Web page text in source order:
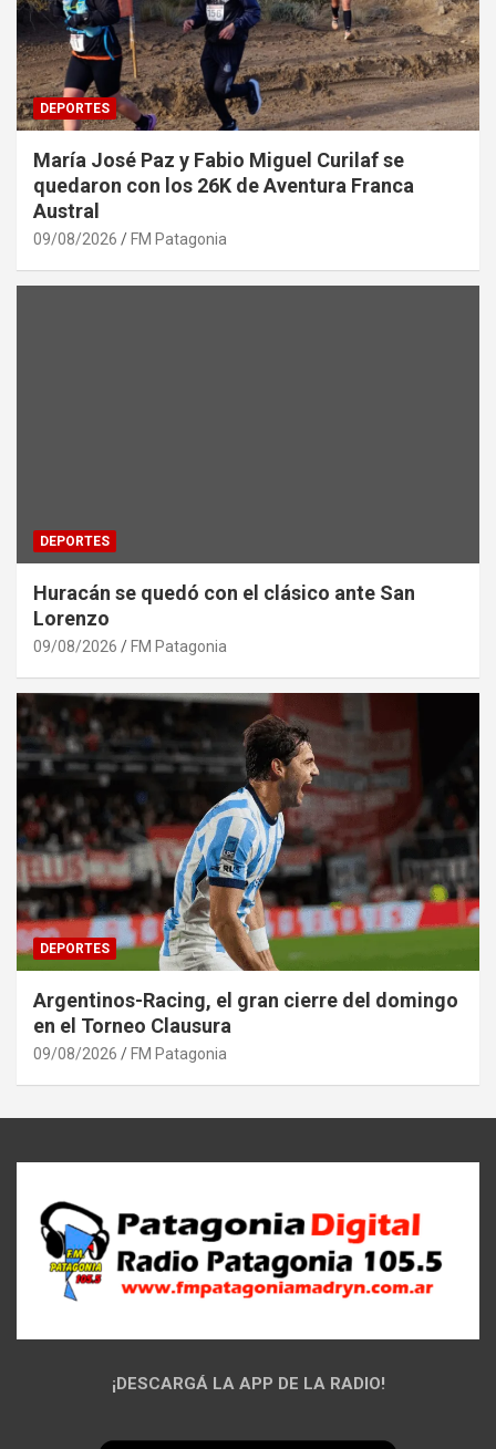
DEPORTES
María José Paz y Fabio Miguel Curilaf se
quedaron con los 26K de Aventura Franca
Austral
09/08/2026 FM Patagonia
DEPORTES
Huracán se quedó con el clásico ante San
Lorenzo
09/08/2026 FM Patagonia
DEPORTES
Argentinos-Racing, el gran cierre del domingo
en el Torneo Clausura
09/08/2026 FM Patagonia
¡DESCARGÁ LA APP DE LA RADIO!